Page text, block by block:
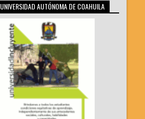
UNIVERSIDAD AUTÓNOMA DE COAHUILA